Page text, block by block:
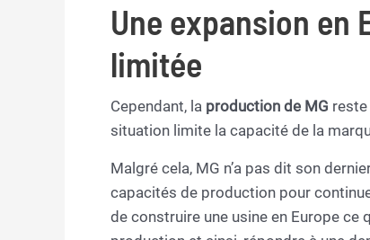
Une expansion en
limitée
Cependant, la production de MG
situation limite la capacité de la
Malgré cela, MG n’a pas dit son
capacités de production pour
de construire une usine en Europe ce